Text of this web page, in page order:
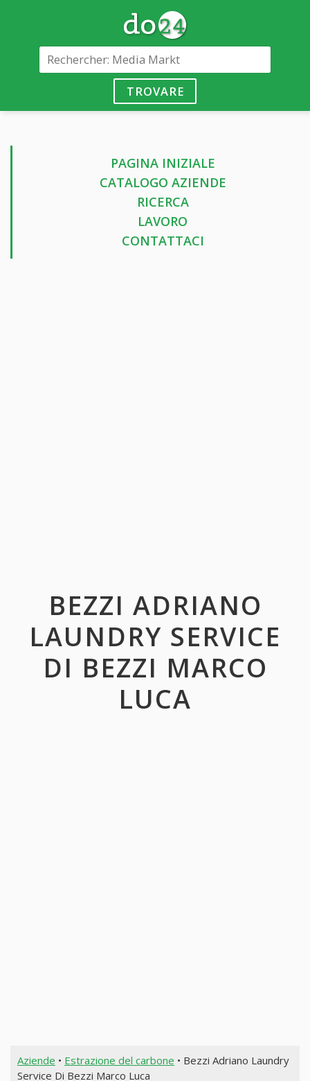
TROVARE
PAGINA INIZIALE
CATALOGO AZIENDE
RICERCA
LAVORO
CONTATTACI
BEZZI ADRIANO
LAUNDRY SERVICE
DI BEZZI MARCO
LUCA
Aziende • Estrazione del carbone • Bezzi Adriano Laundry
Service Di Bezzi Marco Luca